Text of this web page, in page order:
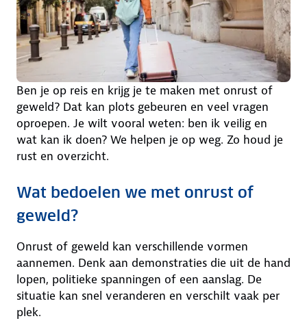
Ben je op reis en krijg je te maken met onrust of
geweld? Dat kan plots gebeuren en veel vragen
oproepen. Je wilt vooral weten: ben ik veilig en
wat kan ik doen? We helpen je op weg. Zo houd je
rust en overzicht.
Wat bedoelen we met onrust of
geweld?
Onrust of geweld kan verschillende vormen
aannemen. Denk aan demonstraties die uit de hand
lopen, politieke spanningen of een aanslag. De
situatie kan snel veranderen en verschilt vaak per
plek.